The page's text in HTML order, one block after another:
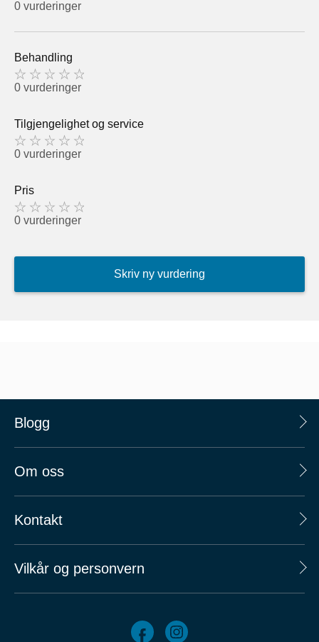
0 vurderinger
Behandling
0 vurderinger
Tilgjengelighet og service
0 vurderinger
Pris
0 vurderinger
Skriv ny vurdering
Blogg
Om oss
Kontakt
Vilkår og personvern